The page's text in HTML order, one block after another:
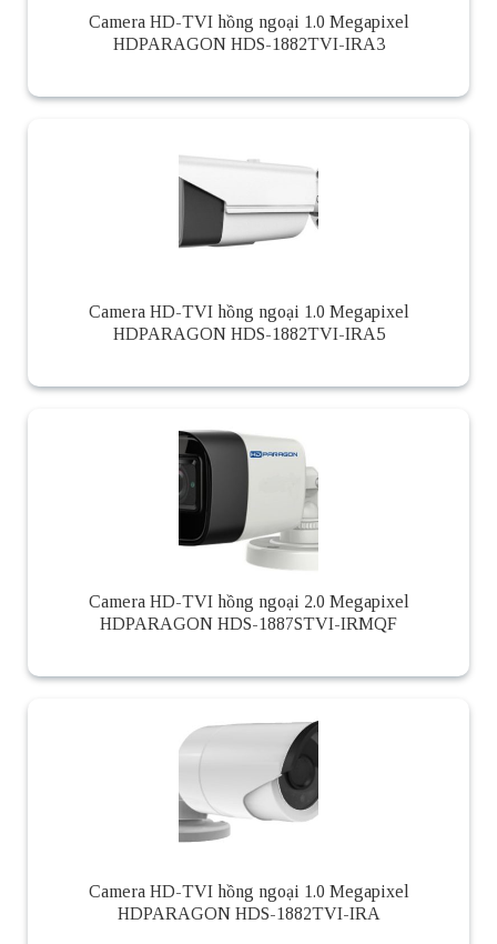
Camera HD-TVI hồng ngoại 1.0 Megapixel
HDPARAGON HDS-1882TVI-IRA3
Camera HD-TVI hồng ngoại 1.0 Megapixel
HDPARAGON HDS-1882TVI-IRA5
Camera HD-TVI hồng ngoại 2.0 Megapixel
HDPARAGON HDS-1887STVI-IRMQF
Camera HD-TVI hồng ngoại 1.0 Megapixel
HDPARAGON HDS-1882TVI-IRA